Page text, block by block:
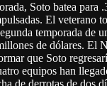
Soto batea para
El veterano
temporada de
de dólares. El
que Soto
equipos han